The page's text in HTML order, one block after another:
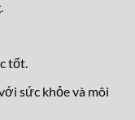
tốt.
sức khỏe và môi